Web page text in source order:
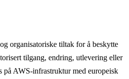
organisatoriske tiltak for å beskytte
tilgang, endring, utlevering eller
på AWS-infrastruktur med europeisk